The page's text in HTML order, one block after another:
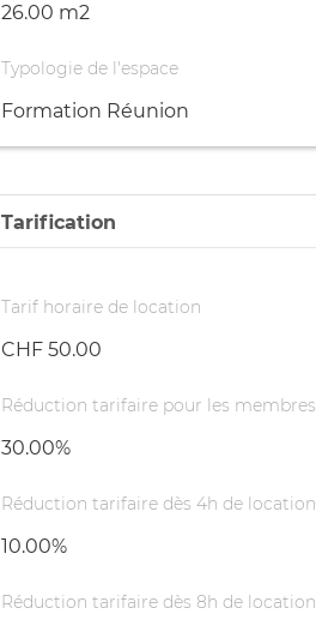
26.00 m2
Typologie de l'espace
Formation Réunion
Tarification
Tarif horaire de location
CHF 50.00
Réduction tarifaire pour les membres
30.00%
Réduction tarifaire dès 4h de location
10.00%
Réduction tarifaire dès 8h de location